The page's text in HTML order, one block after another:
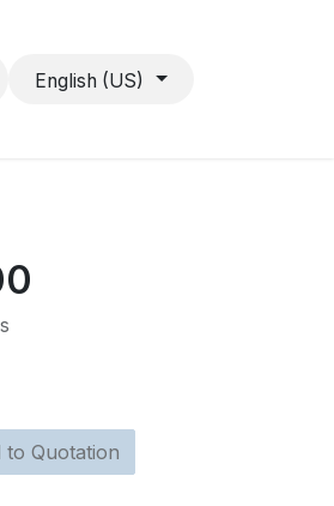
Projekte
English (US)
to Quotation